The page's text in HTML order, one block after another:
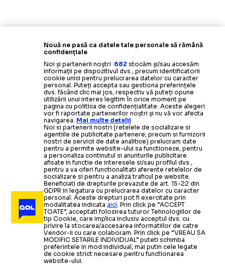
Nouă ne pasă ca datele tale personale să rămână
confidențiale
Noi și partenerii noștri 682 stocăm și/sau accesăm
informații pe dispozitivul dvs., precum identificatorii
cookie unici pentru prelucrarea datelor cu caracter
personal. Puteți accepta sau gestiona preferințele
dvs. făcând clic mai jos, respectiv vă puteți opune
utilizării unui interes legitim în orice moment pe
pagina cu politica de confidențialitate. Aceste alegeri
vor fi raportate partenerilor noștri și nu vă vor afecta
navigarea. Mai multe detalii
Noi si partenerii nostri (retelele de socializare si
agentiile de publicitate partenere, precum si furnizorii
nostri de servicii de date analitice) prelucram date
pentru a permite website-ului sa functioneze, pentru
a personaliza continutul si anunturile publicitare
afisate in functie de interesele si/sau profilul dvs.,
pentru a va oferi functionalitati aferente retelelor de
socializare si pentru a analiza traficul pe website.
Beneficiati de drepturile prevazute de art. 15-22 din
GDPR in legatura cu prelucrarea datelor cu caracter
personal. Aceste drepturi pot fi exercitate prin
modalitatea indicataaici. Prin click pe “ACCEPT
TOATE”, acceptati folosirea tuturor Tehnologiilor de
tip Cookie, care implica inclusiv acceptul dvs. cu
privire la stocarea/accesarea informatiilor de catre
Vendor-ii cu care colaboram. Prin click pe “VREAU SA
MODIFIC SETARILE INDIVIDUAL” puteti schimba
preferintele in mod individual, mai putin cele legate
de cookie strict necesare pentru functionarea
website-ului.